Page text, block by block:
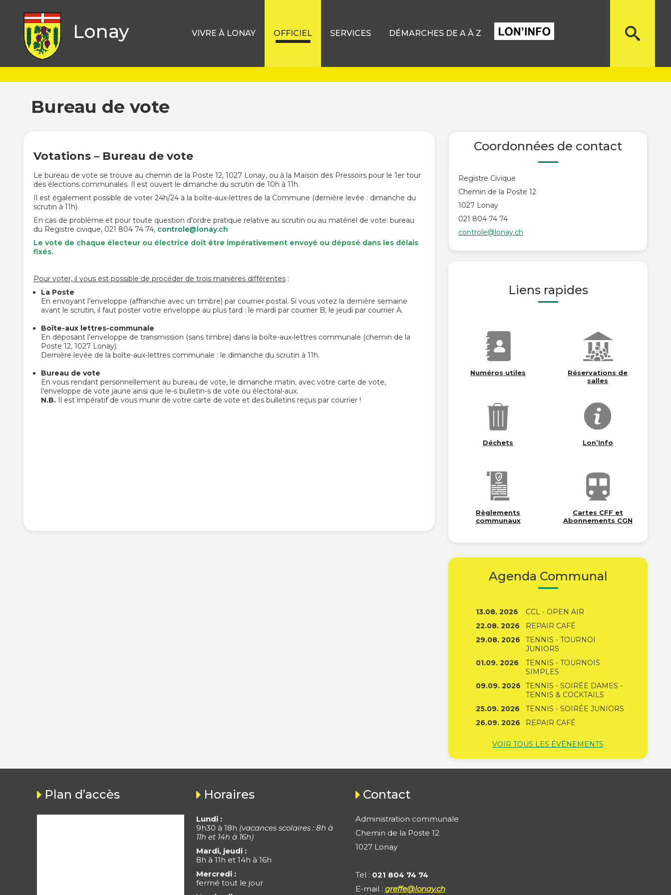
Lonay VIVRE À LONAY OFFICIEL SERVICES DÉMARCHES DE A À Z
Bureau de vote
Votations – Bureau de vote
Le bureau de vote se trouve au chemin de la Poste 12, 1027 Lonay, ou à la Maison des Pressoirs pour le 1er tour
des élections communales. Il est ouvert le dimanche du scrutin de 10h à 11h.
Il est également possible de voter 24h/24 à la boîte-aux-lettres de la Commune (dernière levée : dimanche du
scrutin à 11h).
En cas de problème et pour toute question d'ordre pratique relative au scrutin ou au matériel de vote: bureau
du Registre civique, 021 804 74 74, controle@lonay.ch
Le vote de chaque électeur ou électrice doit être impérativement envoyé ou déposé dans les délais
fixés.
Pour voter, il vous est possible de procéder de trois manières différentes :
La Poste
En envoyant l’enveloppe (affranchie avec un timbre) par courrier postal. Si vous votez la dernière semaine
avant le scrutin, il faut poster votre enveloppe au plus tard : le mardi par courrier B, le jeudi par courrier A.
Boîte-aux lettres-communale
En déposant l’enveloppe de transmission (sans timbre) dans la boîte-aux-lettres communale (chemin de la
Poste 12, 1027 Lonay).
Dernière levée de la boîte-aux-lettres communale : le dimanche du scrutin à 11h.
Bureau de vote
En vous rendant personnellement au bureau de vote, le dimanche matin, avec votre carte de vote,
l’enveloppe de vote jaune ainsi que le-s bulletin-s de vote ou électoral-aux.
N.B. Il est impératif de vous munir de votre carte de vote et des bulletins reçus par courrier !
Coordonnées de contact
Registre Civique
Chemin de la Poste 12
1027 Lonay
021 804 74 74
controle@lonay.ch
Liens rapides
Numéros utiles
Réservations de
salles
Déchets Lon’Info
Règlements
communaux
Cartes CFF et
Abonnements CGN
Agenda Communal
13.08. 2026
CCL - OPEN AIR
22.08. 2026
REPAIR CAFÉ
29.08. 2026
TENNIS - TOURNOI
JUNIORS
01.09. 2026
TENNIS - TOURNOIS
SIMPLES
09.09. 2026
TENNIS - SOIRÉE DAMES -
TENNIS & COCKTAILS
25.09. 2026
TENNIS - SOIRÉE JUNIORS
26.09. 2026
REPAIR CAFÉ
VOIR TOUS LES ÉVÉNEMENTS
Plan d’accès Horaires
Lundi :
9h30 à 18h (vacances scolaires : 8h à
11h et 14h à 16h)
Mardi, jeudi :
8h à 11h et 14h à 16h
Mercredi :
fermé tout le jour
Contact
Administration communale
Chemin de la Poste 12
1027 Lonay
Tel : 021 804 74 74
E-mail : greffe@lonay.ch